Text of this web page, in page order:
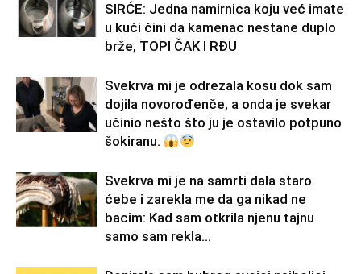
SIRĆE: Jedna namirnica koju već imate
u kući čini da kamenac nestane duplo
brže, TOPI ČAK I RĐU
Svekrva mi je odrezala kosu dok sam
dojila novorođenče, a onda je svekar
učinio nešto što ju je ostavilo potpuno
šokiranu.
Svekrva mi je na samrti dala staro
ćebe i zarekla me da ga nikad ne
bacim: Kad sam otkrila njenu tajnu
samo sam rekla...